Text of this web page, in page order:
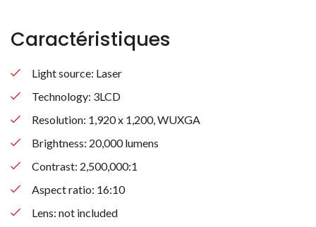
Caractéristiques
Light source: Laser
Technology: 3LCD
Resolution: 1,920 x 1,200, WUXGA
Brightness: 20,000 lumens
Contrast: 2,500,000:1
Aspect ratio: 16:10
Lens: not included